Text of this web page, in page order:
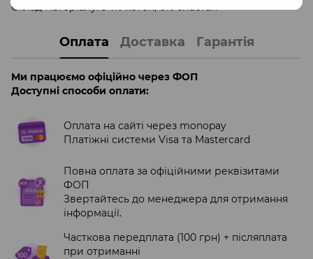
Склад матеріалу: 94% котон, 6% еластан
Оплата Доставка Гарантія
Ми працюємо офіційно через ФОП
Доступні способи оплати:
Оплата на сайті через monopay
Платіжні системи Visa та Mastercard
Повна оплата за офіційними реквізитами
ФОП
Звертайтесь до менеджера для отримання
інформації.
Часткова передплата (100 грн) + післяплата
при отриманні